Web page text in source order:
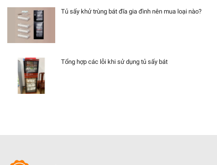
Tủ sấy khử trùng bát đĩa gia đình nên mua loại nào?
Tổng hợp các lỗi khi sử dụng tủ sấy bát